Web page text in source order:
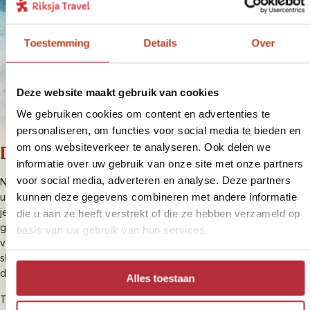
Toestemming Details Over
Deze website maakt gebruik van cookies
We gebruiken cookies om content en advertenties te
personaliseren, om functies voor social media te bieden en
om ons websiteverkeer te analyseren. Ook delen we
informatie over uw gebruik van onze site met onze partners
voor social media, adverteren en analyse. Deze partners
kunnen deze gegevens combineren met andere informatie
die u aan ze heeft verstrekt of die ze hebben verzameld op
basis van uw gebruik van hun services.
Alles toestaan
Dag 15 – Cape Tribulation
Na een nacht in Cairns reis je verder naar Cape Tribulation, een
unieke plek waar het regenwoud het koraalrif ontmoet. Hier verblijf
je in een lodge midden in de tropische jungle, omringd door de
geluiden van de natuur. Cape Tribulation is een goede uitvalsbasis
voor een snorkeltrip naar het Great Barrier Reef. Het rif ligt hier op
slechts 30 minuten varen, en je vaart met de enige boot die vanuit
dit afgelegen gebied vertrekt; een exclusieve en intieme ervaring.
Tijdens de snorkeltrip ontdek je het kleurrijke onderwaterleven van